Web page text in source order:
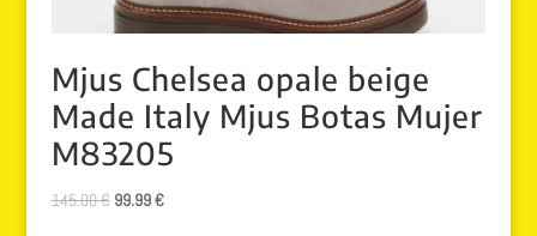
Mjus Chelsea opale beige
Made Italy Mjus Botas Mujer
M83205
145.00€ El
99.99€El